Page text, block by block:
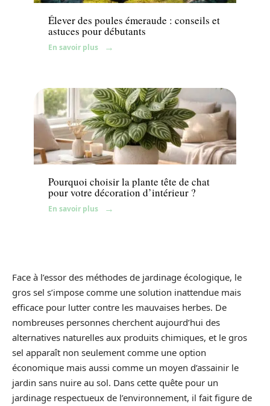
Élever des poules émeraude : conseils et
astuces pour débutants
En savoir plus
Jardin
Pourquoi choisir la plante tête de chat
pour votre décoration d’intérieur ?
En savoir plus
Face à l’essor des méthodes de jardinage écologique, le
gros sel s’impose comme une solution inattendue mais
efficace pour lutter contre les mauvaises herbes. De
nombreuses personnes cherchent aujourd’hui des
alternatives naturelles aux produits chimiques, et le gros
sel apparaît non seulement comme une option
économique mais aussi comme un moyen d’assainir le
jardin sans nuire au sol. Dans cette quête pour un
jardinage respectueux de l’environnement, il fait figure de